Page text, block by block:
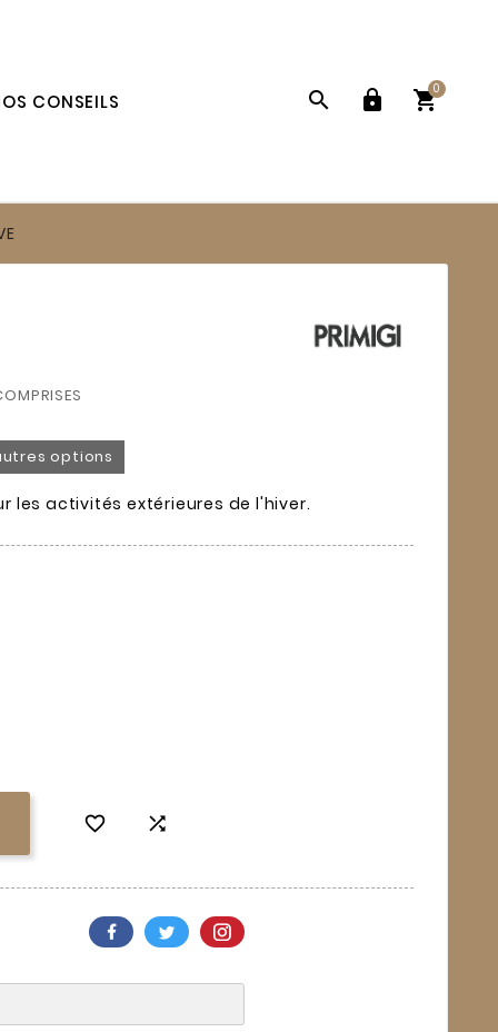
CONSEILS   
0
options
les activités extérieures de l'hiver.
 